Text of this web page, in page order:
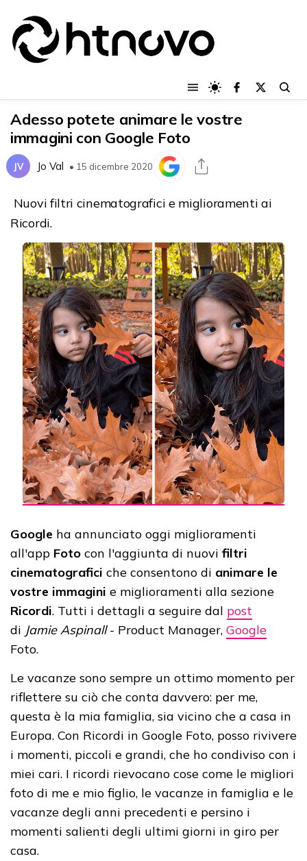
Adesso potete animare le vostre
immagini con Google Foto
JV Jo Val • 15 dicembre 2020
Nuovi filtri cinematografici e miglioramenti ai
Ricordi.
Google ha annunciato oggi miglioramenti
all'app Foto con l'aggiunta di nuovi filtri
cinematografici che consentono di animare le
vostre immagini e miglioramenti alla sezione
Ricordi. Tutti i dettagli a seguire dal post
di Jamie Aspinall- Product Manager, Google
Foto.
Le vacanze sono sempre un ottimo momento per
riflettere su ciò che conta davvero: per me,
questa è la mia famiglia, sia vicino che a casa in
Europa. Con Ricordi in Google Foto, posso rivivere
i momenti, piccoli e grandi, che ho condiviso con i
miei cari. I ricordi rievocano cose come le migliori
foto di me e mio figlio, le vacanze in famiglia e le
vacanze degli anni precedenti e persino i
momenti salienti degli ultimi giorni in giro per
casa.